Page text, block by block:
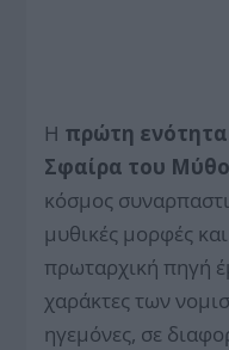
Η πρώτη ενότητα
Σφαίρα του
κόσμος
μυθικές μορφές
πρωταρχική πηγή
χαράκτες των
ηγεμόνες, σε